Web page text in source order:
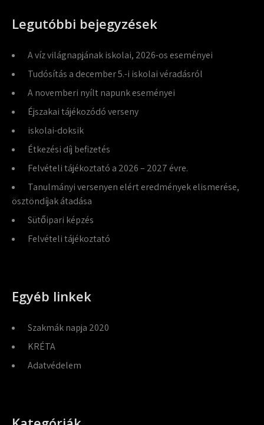
Legutóbbi bejegyzések
A víz világnapjának iskolai, 2026-os eseményei
Tudósítás a december 5.-i iskolai véradásról
A novemberi nyílt napunk eseményei
Éjszakai tájékozódó verseny
iskolai-doksik
Étkezési díj befizetés
Felvételi tájékoztató a 2026 – 2027 évre.
Tanulmányi versenyen elért eredmények elismerése,
ösztöndíjak átadása
Sütőipari képzés
Felvételi tájékoztató
Egyéb linkek
Szakmák napja 2020
KRÉTA
Adatvédelem